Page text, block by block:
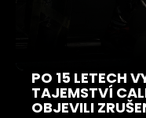
PO 15 LETECH
TAJEMSTVÍ
OBJEVILI